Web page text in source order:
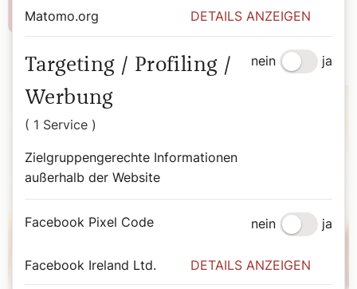
Weiterlesen
Matomo.org DETAILS ANZEIGEN
Targeting / Profiling /
Werbung
( 1 Service )
Zielgruppengerechte Informationen
außerhalb der Website
nein ja
Facebook Pixel Code nein ja
Facebook Ireland Ltd. DETAILS ANZEIGEN